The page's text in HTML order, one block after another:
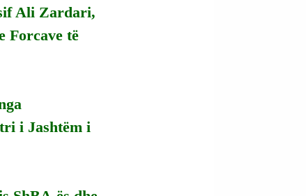
Ali Zardari,
Forcave të
i Jashtëm i